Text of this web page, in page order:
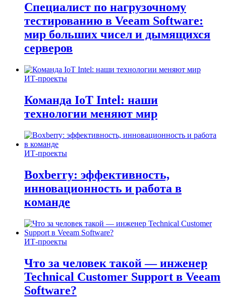
Специалист по нагрузочному
тестированию в Veeam Software:
мир больших чисел и дымящихся
серверов
ИТ-проекты
Команда IoT Intel: наши
технологии меняют мир
ИТ-проекты
Boxberry: эффективность,
инновационность и работа в
команде
ИТ-проекты
Что за человек такой — инженер
Technical Customer Support в Veeam
Software?